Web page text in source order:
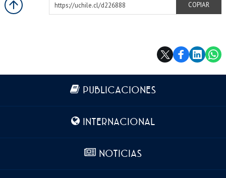
https://uchile.cl/d226888
COPIAR
Más información
PUBLICACIONES
INTERNACIONAL
NOTICIAS